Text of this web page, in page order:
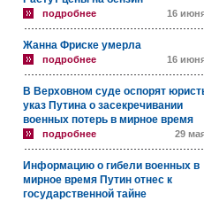
подробнее 16
Жанна Фриске умерла
подробнее 16
В Верховном суде оспорят
указ Путина о засекречивании
военных потерь в мирное время
подробнее 29
Информацию о гибели военных в
мирное время Путин отнес к
государственной тайне